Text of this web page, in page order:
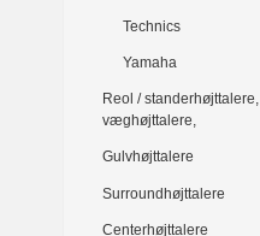
Technics
Yamaha
Reol / standerhøjttalere,
væghøjttalere,
Gulvhøjttalere
Surroundhøjttalere
Centerhøjttalere